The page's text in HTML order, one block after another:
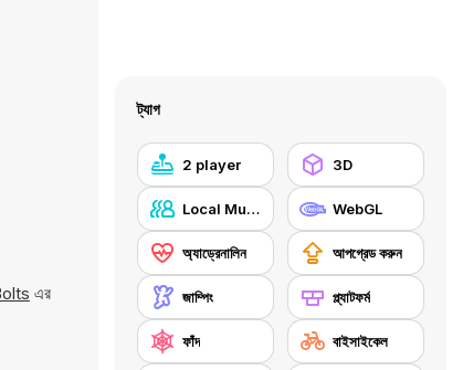
এর
ট্যাগ
2 player 3D
Local Multiplayer WebGL
অ্যাড্রেনালিন আপগ্রেড করুন
জাম্পিং প্ল্যাটফর্ম
ফাঁদ বাইসাইকেল